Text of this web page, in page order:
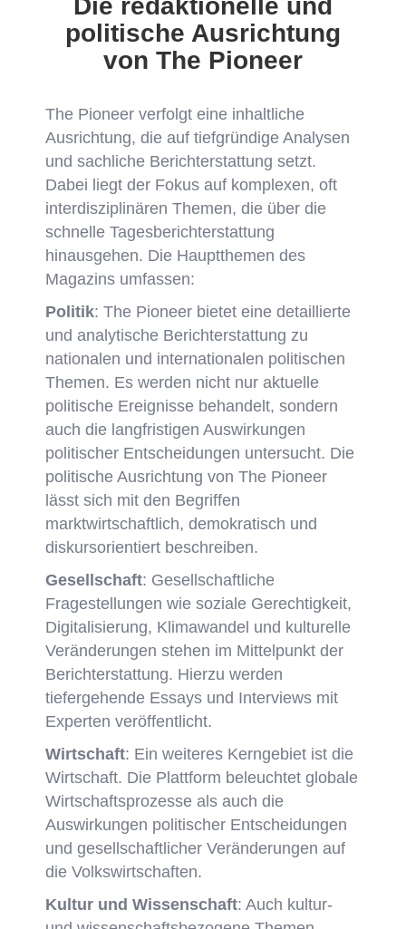
Die redaktionelle und
politische Ausrichtung
von The Pioneer
The Pioneer verfolgt eine inhaltliche
Ausrichtung, die auf tiefgründige Analysen
und sachliche Berichterstattung setzt.
Dabei liegt der Fokus auf komplexen, oft
interdisziplinären Themen, die über die
schnelle Tagesberichterstattung
hinausgehen. Die Hauptthemen des
Magazins umfassen:
Politik: The Pioneer bietet eine detaillierte
und analytische Berichterstattung zu
nationalen und internationalen politischen
Themen. Es werden nicht nur aktuelle
politische Ereignisse behandelt, sondern
auch die langfristigen Auswirkungen
politischer Entscheidungen untersucht. Die
politische Ausrichtung von The Pioneer
lässt sich mit den Begriffen
marktwirtschaftlich, demokratisch und
diskursorientiert beschreiben.
Gesellschaft: Gesellschaftliche
Fragestellungen wie soziale Gerechtigkeit,
Digitalisierung, Klimawandel und kulturelle
Veränderungen stehen im Mittelpunkt der
Berichterstattung. Hierzu werden
tiefergehende Essays und Interviews mit
Experten veröffentlicht.
Wirtschaft: Ein weiteres Kerngebiet ist die
Wirtschaft. Die Plattform beleuchtet globale
Wirtschaftsprozesse als auch die
Auswirkungen politischer Entscheidungen
und gesellschaftlicher Veränderungen auf
die Volkswirtschaften.
Kultur und Wissenschaft: Auch kultur-